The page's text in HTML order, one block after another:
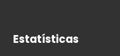
Estatísticas